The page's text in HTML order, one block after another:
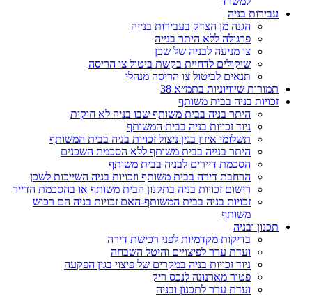
עבירות בניה
הגנה מן הצדק בעבירות בנייה
פרגולה ללא היתר בנייה
צו מניעה לבניה של שכן
שיקולים לדחיית בקשת ביטול צו הריסה
תנאים לביטול צו הריסה מנהלי
תמורות שיוויוניות בתמ״א 38
זכויות בניה בבית משותף
היתר בניה בבית משותף שבו בניה לא חוקית
ניוד זכויות בניה בבית המשותף
תשלומי איזון בגין ניצול זכויות בניה בבית המשותף
היתר בנייה בבית משותף ללא הסכמת השכנים
הסכמת דיירים לבניה בבית משותף
הרחבת דירה בבית משותף וזכויות בניה השייכות לשכן
רישום זכויות בניה בתקנון הבית משותף או בהסכמת הדייר
זכויות בניה בבית המשותף-האם זכויות בניה הם רכוש
משותף
תכנון ובניה
בדיקות מקדמיות לפני רכישת דירה
ועדת ערר לפיצויים והיטל השבחה
ניוד זכויות בניה במקרים של פיצוי בגין הפקעה
פטור מארנונה לנכס ריק
ועדת ערר לתכנון ובניה